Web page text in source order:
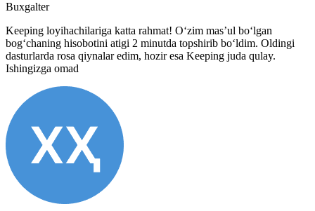
Buxgalter
Keeping loyihachilariga katta rahmat! O‘zim mas’ul bo‘lgan
bog‘chaning hisobotini atigi 2 minutda topshirib bo‘ldim. Oldingi
dasturlarda rosa qiynalar edim, hozir esa Keeping juda qulay.
Ishingizga omad